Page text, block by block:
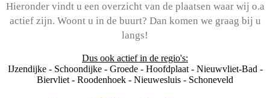
Hieronder vindt u een overzicht van de plaatsen waar wij o.a
actief zijn. Woont u in de buurt? Dan komen we graag bij u
langs!
Dus ook actief in de regio's:
IJzendijke - Schoondijke - Groede - Hoofdplaat - Nieuwvliet-Bad -
Biervliet - Roodenhoek - Nieuwesluis - Schoneveld